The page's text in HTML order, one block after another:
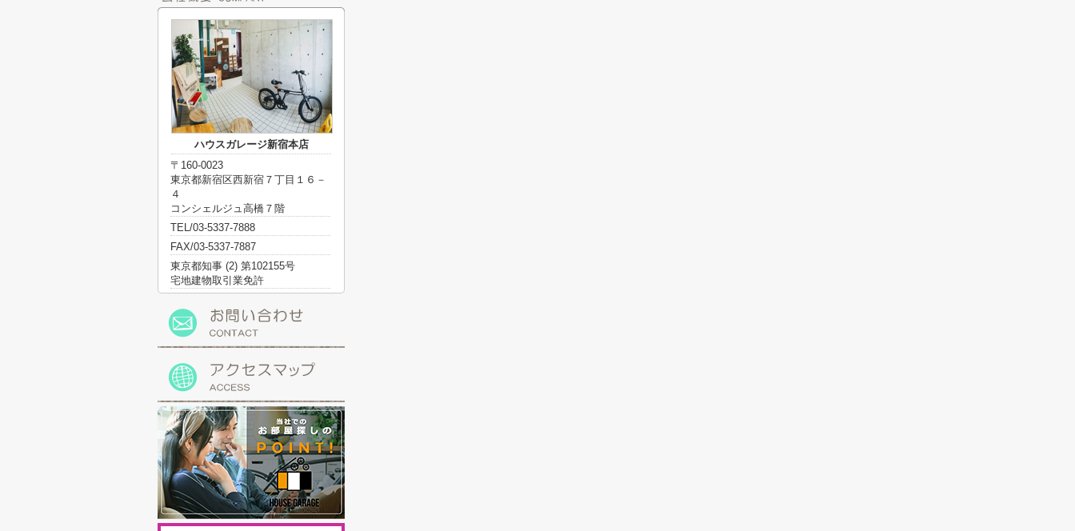
ハウスガレージ新宿本店
〒160-0023
東京都新宿区西新宿７丁目１６－
４
コンシェルジュ高橋７階
TEL/03-5337-7888
FAX/03-5337-7887
東京都知事 (2) 第102155号
宅地建物取引業免許